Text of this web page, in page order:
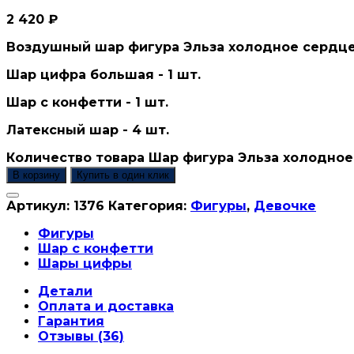
2 420 ₽
Воздушный шар фигура Эльза холодное
Шар цифра большая - 1 шт.
Шар с конфетти - 1 шт.
Латексный шар - 4 шт.
Количество товара Шар фигура Эльза
В корзину Купить в один клик
Артикул: 1376 Категория: Фигуры, Девочке
Фигуры
Шар с конфетти
Шары цифры
Детали
Оплата и доставка
Гарантия
Отзывы (36)